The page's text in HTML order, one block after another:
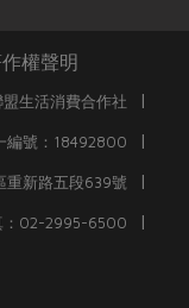
權聲明
生活消費合作社 |
編號：18492800 |
重新路五段639號 |
：02-2995-6500 |